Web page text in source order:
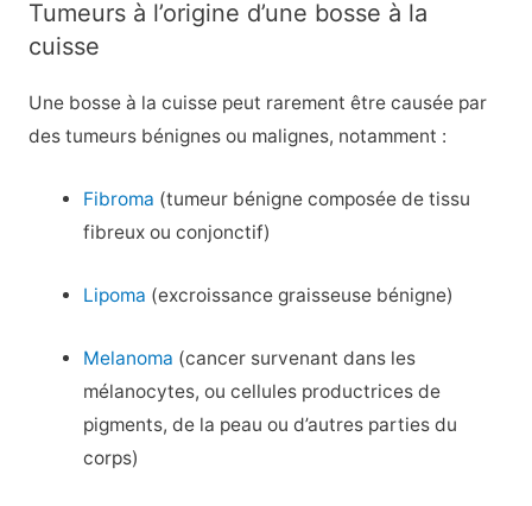
Tumeurs à l’origine d’une bosse à la
cuisse
Une bosse à la cuisse peut rarement être causée par
des tumeurs bénignes ou malignes, notamment :
Fibroma (tumeur bénigne composée de tissu
fibreux ou conjonctif)
Lipoma (excroissance graisseuse bénigne)
Melanoma (cancer survenant dans les
mélanocytes, ou cellules productrices de
pigments, de la peau ou d’autres parties du
corps)